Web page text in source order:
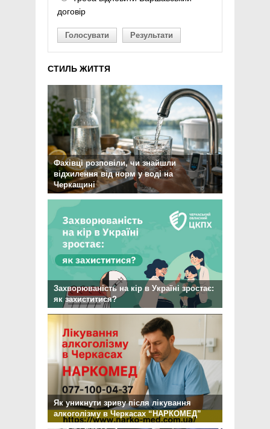
договір
Голосувати Результати
СТИЛЬ ЖИТТЯ
Фахівці розповіли, чи знайшли
відхилення від норм у воді на
Черкащині
Захворюваність на кір в Україні зростає:
як захиститися?
Як уникнути зриву після лікування
алкоголізму в Черкасах “НАРКОМЕД”